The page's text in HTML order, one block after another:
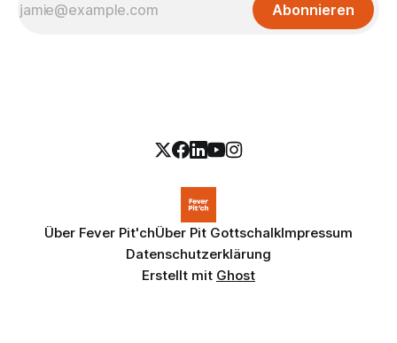
Abonnieren
Über Fever Pit'chÜber Pit GottschalkImpressum
Datenschutzerklärung
Erstellt mit Ghost